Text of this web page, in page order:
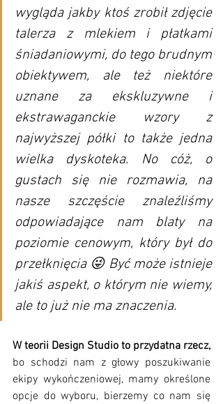
wygląda jakby ktoś zrobił zdjęcie
talerza z mlekiem i płatkami
śniadaniowymi, do tego brudnym
obiektywem, ale też niektóre
uznane za ekskluzywne i
ekstrawaganckie wzory z
najwyższej półki to także jedna
wielka dyskoteka. No cóż, o
gustach się nie rozmawia, na
nasze szczęście znaleźliśmy
odpowiadające nam blaty na
poziomie cenowym, który był do
przełknięcia 😜 Być może istnieje
jakiś aspekt, o którym nie wiemy,
ale to już nie ma znaczenia.
W teorii Design Studio to przydatna rzecz,
bo schodzi nam z głowy poszukiwanie
ekipy wykończeniowej, mamy określone
opcje do wyboru, bierzemy co nam się